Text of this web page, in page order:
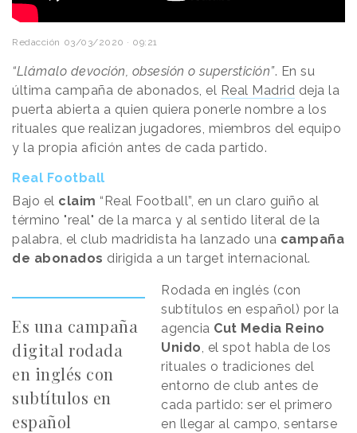
Redacción 03/03/2020 · 09:21
“Llámalo devoción, obsesión o superstición”. En su
última campaña de abonados, el Real Madrid deja la
puerta abierta a quien quiera ponerle nombre a los
rituales que realizan jugadores, miembros del equipo
y la propia afición antes de cada partido.
Real Football
Bajo el claim “Real Football”, en un claro guiño al
término "real" de la marca y al sentido literal de la
palabra, el club madridista ha lanzado una campaña
de abonados dirigida a un target internacional.
Es una campaña
digital rodada
en inglés con
subtítulos en
español
Rodada en inglés (con
subtítulos en español) por la
agencia Cut Media Reino
Unido, el spot habla de los
rituales o tradiciones del
entorno de club antes de
cada partido: ser el primero
en llegar al campo, sentarse